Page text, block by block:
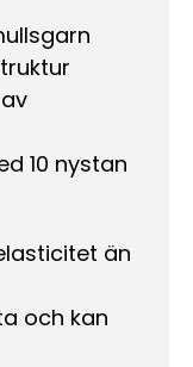
10 nystan
än
och kan